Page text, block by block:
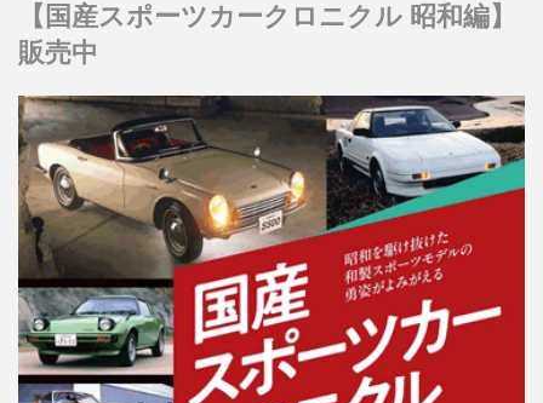
【国産スポーツカークロニクル 昭和編】
販売中